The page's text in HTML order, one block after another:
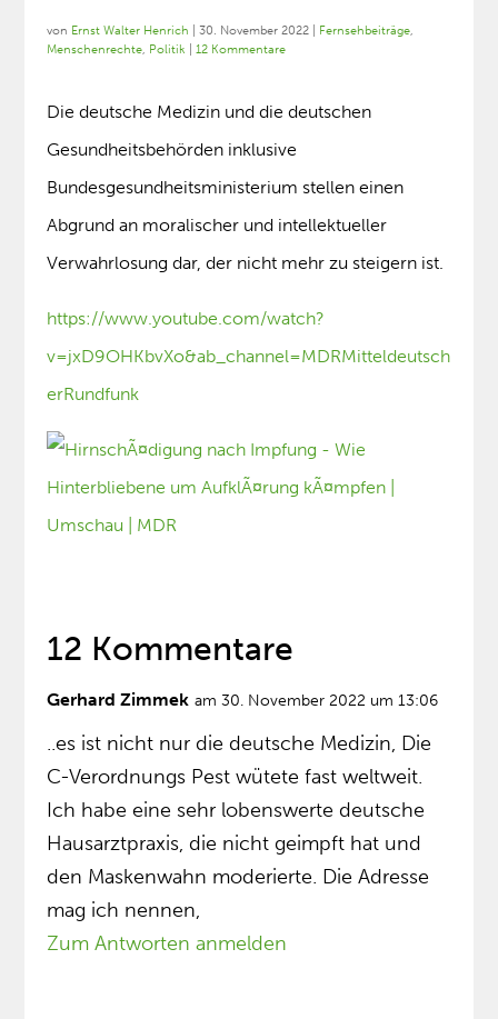
von Ernst Walter Henrich |30. November 2022 Fernsehbeiträge,
Menschenrechte, Politik |12 Kommentare
Die deutsche Medizin und die deutschen
Gesundheitsbehörden inklusive
Bundesgesundheitsministerium stellen einen
Abgrund an moralischer und intellektueller
Verwahrlosung dar, der nicht mehr zu steigern ist.
https://www.youtube.com/watch?
v=jxD9OHKbvXo&ab_channel=MDRMitteldeutsch
erRundfunk
12 Kommentare
Gerhard Zimmek am 30. November 2022 um 13:06
..es ist nicht nur die deutsche Medizin, Die
C-Verordnungs Pest wütete fast weltweit.
Ich habe eine sehr lobenswerte deutsche
Hausarztpraxis, die nicht geimpft hat und
den Maskenwahn moderierte. Die Adresse
mag ich nennen,
Zum Antworten anmelden